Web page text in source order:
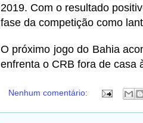
2019. Com o resultado
fase da competição como
O próximo jogo do Bahia
enfrenta o CRB fora de casa
Nenhum comentário: